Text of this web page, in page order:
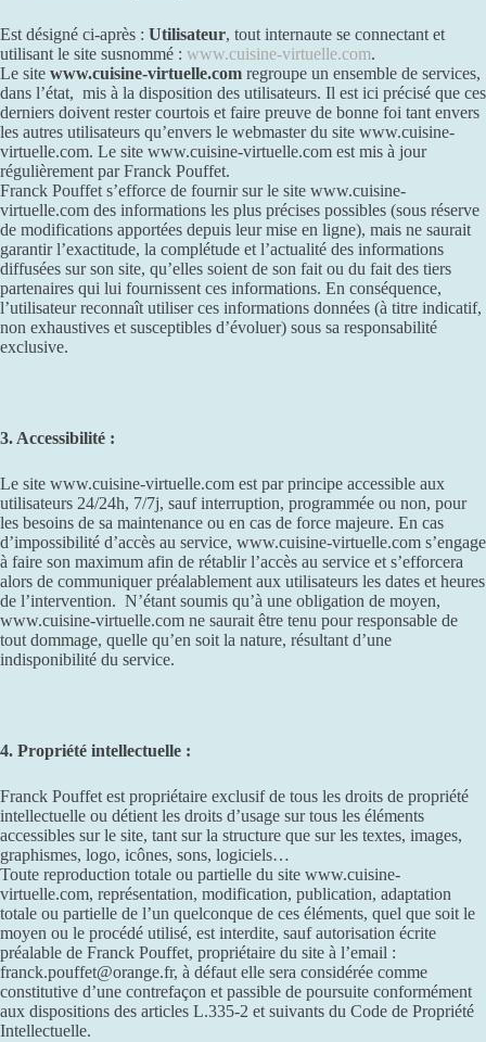
Est désigné ci-après : Utilisateur, tout internaute se connectant et
utilisant le site susnommé : www.cuisine-virtuelle.com.
Le site www.cuisine-virtuelle.com regroupe un ensemble de services,
dans l’état, mis à la disposition des utilisateurs. Il est ici précisé que ces
derniers doivent rester courtois et faire preuve de bonne foi tant envers
les autres utilisateurs qu’envers le webmaster du site www.cuisine-
virtuelle.com. Le site www.cuisine-virtuelle.com est mis à jour
régulièrement par Franck Pouffet.
Franck Pouffet s’efforce de fournir sur le site www.cuisine-
virtuelle.com des informations les plus précises possibles (sous réserve
de modifications apportées depuis leur mise en ligne), mais ne saurait
garantir l’exactitude, la complétude et l’actualité des informations
diffusées sur son site, qu’elles soient de son fait ou du fait des tiers
partenaires qui lui fournissent ces informations. En conséquence,
l’utilisateur reconnaît utiliser ces informations données (à titre indicatif,
non exhaustives et susceptibles d’évoluer) sous sa responsabilité
exclusive.
3. Accessibilité :
Le site www.cuisine-virtuelle.com est par principe accessible aux
utilisateurs 24/24h, 7/7j, sauf interruption, programmée ou non, pour
les besoins de sa maintenance ou en cas de force majeure. En cas
d’impossibilité d’accès au service, www.cuisine-virtuelle.com s’engage
à faire son maximum afin de rétablir l’accès au service et s’efforcera
alors de communiquer préalablement aux utilisateurs les dates et heures
de l’intervention. N’étant soumis qu’à une obligation de moyen,
www.cuisine-virtuelle.com ne saurait être tenu pour responsable de
tout dommage, quelle qu’en soit la nature, résultant d’une
indisponibilité du service.
4. Propriété intellectuelle :
Franck Pouffet est propriétaire exclusif de tous les droits de propriété
intellectuelle ou détient les droits d’usage sur tous les éléments
accessibles sur le site, tant sur la structure que sur les textes, images,
graphismes, logo, icônes, sons, logiciels…
Toute reproduction totale ou partielle du site www.cuisine-
virtuelle.com, représentation, modification, publication, adaptation
totale ou partielle de l’un quelconque de ces éléments, quel que soit le
moyen ou le procédé utilisé, est interdite, sauf autorisation écrite
préalable de Franck Pouffet, propriétaire du site à l’email :
franck.pouffet@orange.fr, à défaut elle sera considérée comme
constitutive d’une contrefaçon et passible de poursuite conformément
aux dispositions des articles L.335-2 et suivants du Code de Propriété
Intellectuelle.